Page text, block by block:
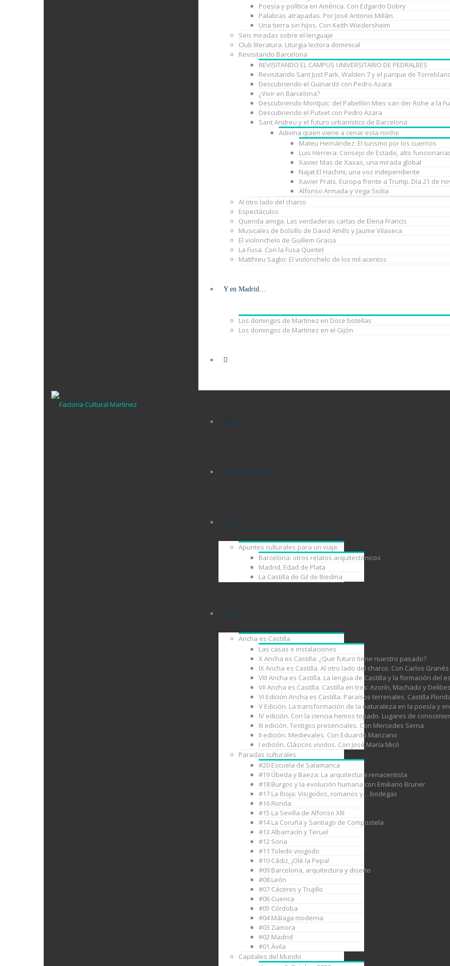
Poesía y política en América. Con Edgardo Dobry
Palabras atrapadas. Por José Antonio Millán.
Una tierra sin hijos. Con Keith Wiedersheim
Seis miradas sobre el lenguaje
Club literatura. Liturgia lectora dominical
Revisitando Barcelona
REVISITANDO EL CAMPUS UNIVERSITARIO DE PEDRALBES
Revisitando Sant Just Park, Walden 7 y el parque de
Descubriendo el Guinardó con Pedro Azara
¿Vivir en Barcelona?
Descubriendo Montjuic: del Pabellón Mies van der Rohe a la
Descubriendo el Putxet con Pedro Azara
Sant Andreu y el futuro urbanístico de Barcelona
Adivina quien viene a cenar esta noche
Mateu Hernández: El turismo por los cuernos
Luis Herrera: Consejo de Estado, alto
Xavier Mas de Xaxas, una mirada global
Najat El Hachmi, una voz independiente
Xavier Prats. Europa frente a Trump. Día 21 de
Alfonso Armada y Vega Sicilia
Al otro lado del charco
Espectáculos
Querida amiga. Las verdaderas cartas de Elena Francis
Musicales de bolsillo de David Amills y Jaume Vilaseca
El violonchelo de Guillem Gracia
La Fusa. Con la Fusa Quintet
Matthieu Saglio: El violonchelo de los mil acentos
Y en Madrid…
Los domingos de Martínez en Doce botellas
Los domingos de Martínez en el Gijón
Home
The Barcelonian
Libros
Apuntes culturales para un viaje.
Barcelona: otros relatos arquitectónicos
Madrid, Edad de Plata
La Castilla de Gil de Biedma
Viajes
Ancha es Castilla
Las casas e instalaciones
X Ancha es Castilla: ¿Que futuro tiene nuestro pasado?
IX Ancha es Castilla. Al otro lado del charco. Con Carlos Granés
VIII Ancha es Castilla. La lengua de Castilla y la formación del
VII Ancha es Castilla. Castilla en tres: Azorín, Machado y
VI Edición Ancha es Castilla. Paraísos terrenales. Castilla
V Edición. La transformación de la naturaleza en la poesía y
IV edición. Con la ciencia hemos topado. Lugares de
III edición. Testigos presenciales. Con Mercedes Serna
II edición. Medievales. Con Eduardo Manzano
I edición. Clásicos vividos. Con José María Micó
Paradas culturales
#20 Escuela de Salamanca
#19 Úbeda y Baeza: La arquitectura renacentista
#18 Burgos y la evolución humana con Emiliano Bruner
#17 La Rioja: Visigodos, romanos y… bodegas
#16 Ronda
#15 La Sevilla de Alfonso XIII
#14 La Coruña y Santiago de Compostela
#13 Albarracín y Teruel
#12 Soria
#11 Toledo visigodo
#10 Cádiz, ¡Olé la Pepa!
#09 Barcelona, arquitectura y diseño
#08 León
#07 Cáceres y Trujillo
#06 Cuenca
#05 Córdoba
#04 Málaga moderna
#03 Zamora
#02 Madrid
#01 Ávila
Capitales del Mundo